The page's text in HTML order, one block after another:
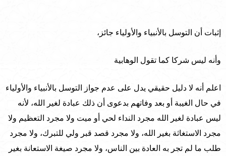
إثبات أن التوسل بالأنبياء والأولياء جائز،
وأنه ليس شركا كما تقول الوهابية
اعلم أنه لا دليل حقيقي يدل على عدم جواز التوسل بالأنبياء والأولياء
في حال الغيبة أو بعد وفاتهم بدعوى أن ذلك عبادة لغير الله، لأنه
ليس عبادة لغير الله مجرد النداء لحي أو ميت ولا مجرد التعظيم ولا
مجرد الاستغاثة بغير الله، ولا مجرد قصد قبر ولي للتبرك، ولا مجرد
طلب ما لم تجر به العادة بين الناس، ولا مجرد صيغة الاستعانة بغير